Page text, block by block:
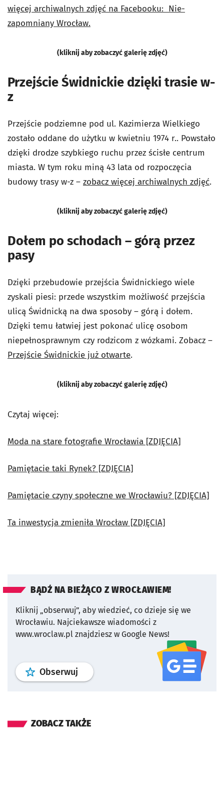
więcej archiwalnych zdjęć na Facebooku: Nie-
zapomniany Wrocław.
(kliknij aby zobaczyć galerię zdjęć)
Przejście Świdnickie dzięki trasie w-
z
Przejście podziemne pod ul. Kazimierza Wielkiego
zostało oddane do użytku w kwietniu 1974 r.. Powstało
dzięki drodze szybkiego ruchu przez ścisłe centrum
miasta. W tym roku miną 43 lata od rozpoczęcia
budowy trasy w-z – zobacz więcej archiwalnych zdjęć.
(kliknij aby zobaczyć galerię zdjęć)
Dołem po schodach – górą przez
pasy
Dzięki przebudowie przejścia Świdnickiego wiele
zyskali piesi: przede wszystkim możliwość przejścia
ulicą Świdnicką na dwa sposoby – górą i dołem.
Dzięki temu łatwiej jest pokonać ulicę osobom
niepełnosprawnym czy rodzicom z wózkami. Zobacz –
Przejście Świdnickie już otwarte.
(kliknij aby zobaczyć galerię zdjęć)
Czytaj więcej:
Moda na stare fotografie Wrocławia [ZDJĘCIA]
Pamiętacie taki Rynek? [ZDJĘCIA]
Pamiętacie czyny społeczne we Wrocławiu? [ZDJĘCIA]
Ta inwestycja zmieniła Wrocław [ZDJĘCIA]
BĄDŹ NA BIEŻĄCO Z WROCŁAWIEM!
Kliknij „obserwuj”, aby wiedzieć, co dzieje się we
Wrocławiu. Najciekawsze wiadomości z
www.wroclaw.pl znajdziesz w Google News!
Obserwuj profil serwisu
ZOBACZ TAKŻE